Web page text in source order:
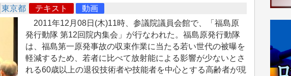
東京都 テキスト
動画
2011年12月08日(木)11時、参議院議員会館で、「福島原
発行動隊 第12回院内集会」が行なわれた。福島原発行動隊
は、福島第一原発事故の収束作業に当たる若い世代の被曝を
軽減するため、若者に比べて放射能による影響が少ないとさ
れる60歳以上の退役技術者や技能者を中心とする高齢者が現